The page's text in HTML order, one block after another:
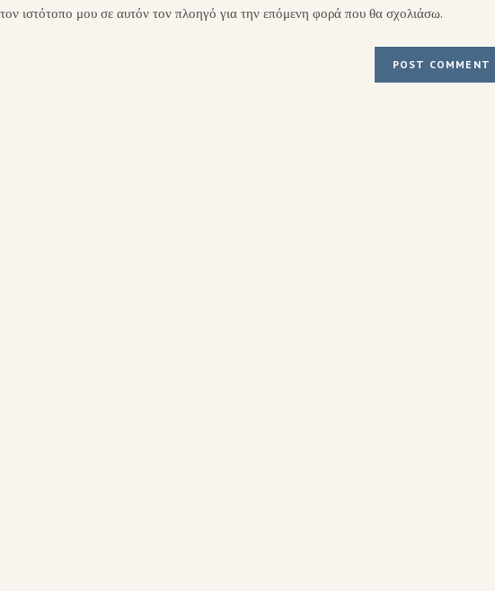
ιστότοπο μου σε αυτόν τον πλοηγό για την επόμενη φορά που θα σχολιάσω.